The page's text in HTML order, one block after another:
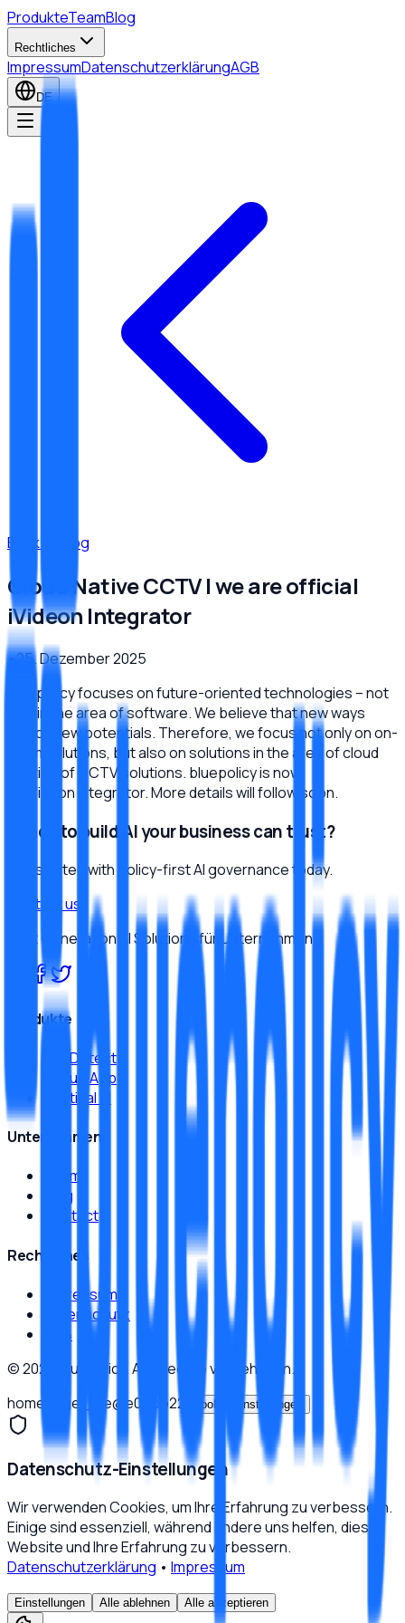
ProdukteTeamBlog
Rechtliches
ImpressumDatenschutzerklärungAGB
DE
Back to Blog
Cloud Native CCTV | we are official
iVideon Integrator
•25. Dezember 2025
bluepolicy focuses on future-oriented technologies – not
only in the area of software. We believe that new ways
unlock new potentials. Therefore, we focus not only on on-
prem solutions, but also on solutions in the area of cloud
hosting of CCTV solutions. bluepolicy is now
an iVideon Integrator. More details will follow soon.
Ready to build AI your business can trust?
Get started with policy-first AI governance today.
Contact us
Next Generation AI Solutions für Unternehmen.
Produkte
JamDetect
MeruX App
Sentinal AI
Unternehmen
Team
Blog
Contact
Rechtliches
Impressum
Datenschutz
AGB
©2026 Bluepolicy.Alle Rechte vorbehalten.
homepage_live@ e0ebb22 Cookie-Einstellungen
Datenschutz-Einstellungen
Wir verwenden Cookies, um Ihre Erfahrung zu verbessern.
Einige sind essenziell, während andere uns helfen, diese
Website und Ihre Erfahrung zu verbessern.
Datenschutzerklärung • Impressum
Einstellungen Alle ablehnen Alle akzeptieren